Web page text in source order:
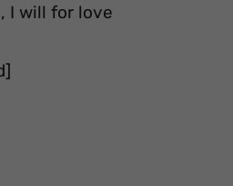
I will for love